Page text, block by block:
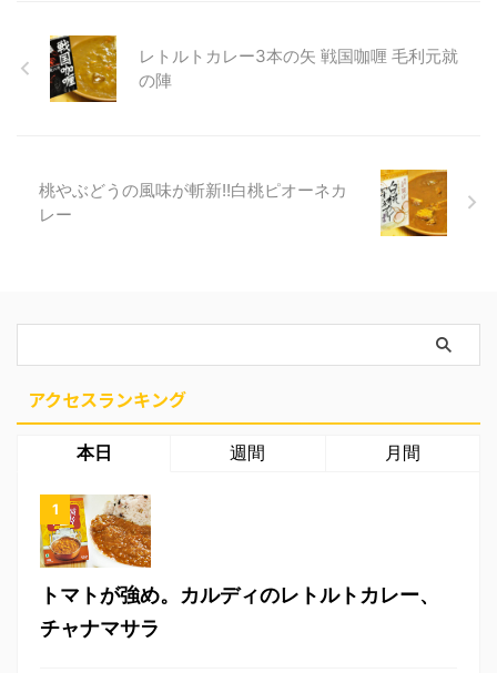
レトルトカレー3本の矢 戦国咖喱 毛利元就
の陣
桃やぶどうの風味が斬新!!白桃ピオーネカ
レー
アクセスランキング
本日 週間 月間
トマトが強め。カルディのレトルトカレー、
チャナマサラ